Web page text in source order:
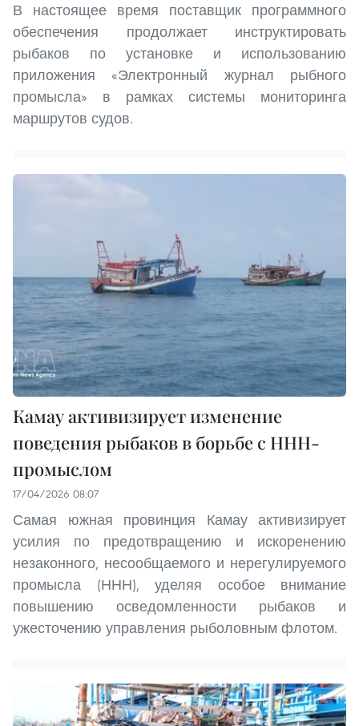
В настоящее время поставщик программного
обеспечения продолжает инструктировать
рыбаков по установке и использованию
приложения «Электронный журнал рыбного
промысла» в рамках системы мониторинга
маршрутов судов.
Камау активизирует изменение
поведения рыбаков в борьбе с ННН-
промыслом
17/04/2026 08:07
Самая южная провинция Камау активизирует
усилия по предотвращению и искоренению
незаконного, несообщаемого и нерегулируемого
промысла (ННН), уделяя особое внимание
повышению осведомленности рыбаков и
ужесточению управления рыболовным флотом.